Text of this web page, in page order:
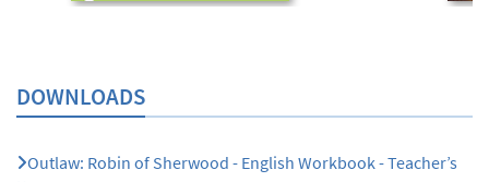
DOWNLOADS
Outlaw: Robin of Sherwood - English Workbook - Teacher’s